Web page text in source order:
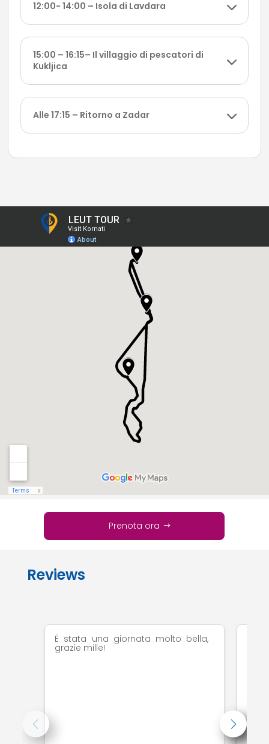
12:00- 14:00 – Isola di Lavdara
15:00 – 16:15– Il villaggio di pescatori di
Kukljica
Alle 17:15 – Ritorno a Zadar
Prenota ora
Reviews
È stata una giornata molto bella,
grazie mille!